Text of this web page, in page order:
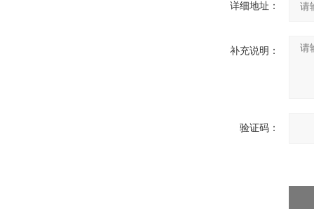
详细地址：
补充说明：
验证码：